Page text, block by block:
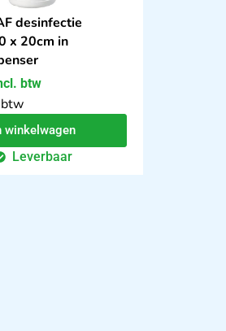
desinfectie
x 20cm in
btw
winkelwagen
Leverbaar